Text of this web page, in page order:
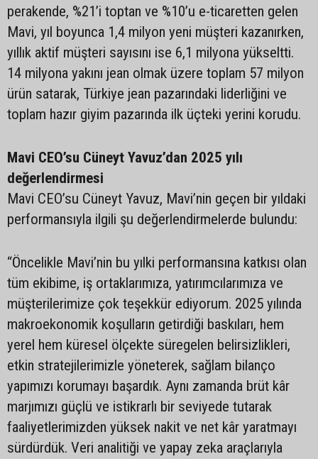
perakende, %21’i toptan ve %10’u e-ticaretten gelen
Mavi, yıl boyunca 1,4 milyon yeni müşteri kazanırken,
yıllık aktif müşteri sayısını ise 6,1 milyona yükseltti.
14 milyona yakını jean olmak üzere toplam 57 milyon
ürün satarak, Türkiye jean pazarındaki liderliğini ve
toplam hazır giyim pazarında ilk üçteki yerini korudu.
Mavi CEO’su Cüneyt Yavuz’dan 2025 yılı
değerlendirmesi
Mavi CEO’su Cüneyt Yavuz, Mavi’nin geçen bir yıldaki
performansıyla ilgili şu değerlendirmelerde bulundu:
“Öncelikle Mavi’nin bu yılki performansına katkısı olan
tüm ekibime, iş ortaklarımıza, yatırımcılarımıza ve
müşterilerimize çok teşekkür ediyorum. 2025 yılında
makroekonomik koşulların getirdiği baskıları, hem
yerel hem küresel ölçekte süregelen belirsizlikleri,
etkin stratejilerimizle yöneterek, sağlam bilanço
yapımızı korumayı başardık. Aynı zamanda brüt kâr
marjımızı güçlü ve istikrarlı bir seviyede tutarak
faaliyetlerimizden yüksek nakit ve net kâr yaratmayı
sürdürdük. Veri analitiği ve yapay zeka araçlarıyla